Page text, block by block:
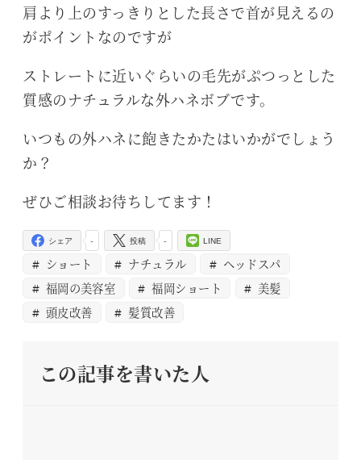
肩より上のすっきりとした長さで首が見えるの
がポイントなのですが
ストレートに近いぐらいの毛先がぷつっとした
質感のナチュラルな外ハネボブです。
いつもの外ハネに飽きたかたはいかがでしょう
か？
ぜひご相談お待ちしてます！
-
シェア -
投稿 LINE
ショート ナチュラル
ヘッドスパ
福岡の美容室
福岡ショート
美髪
頭皮改善
髪質改善
この記事を書いた人